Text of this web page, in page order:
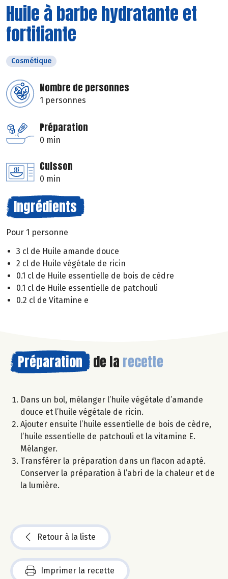
Huile à barbe hydratante et
fortifiante
Cosmétique
Nombre de personnes
1 personnes
Préparation
0 min
Cuisson
0 min
Ingrédients
Pour 1 personne
3 cl de Huile amande douce
2 cl de Huile végétale de ricin
0.1 cl de Huile essentielle de bois de cèdre
0.1 cl de Huile essentielle de patchouli
0.2 cl de Vitamine e
Préparation de la recette
Dans un bol, mélanger l’huile végétale d’amande
douce et l’huile végétale de ricin.
Ajouter ensuite l’huile essentielle de bois de cèdre,
l’huile essentielle de patchouli et la vitamine E.
Mélanger.
Transférer la préparation dans un flacon adapté.
Conserver la préparation à l’abri de la chaleur et de
la lumière.
Retour à la liste
Imprimer la recette